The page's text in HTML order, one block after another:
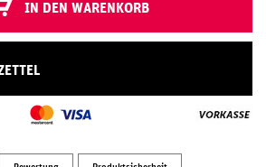
IN DEN WARENKORB